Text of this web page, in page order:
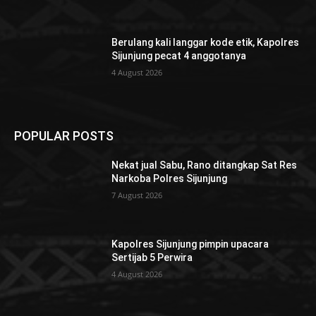
Berulang kali langgar kode etik, Kapolres
Sijunjung pecat 4 anggotanya
4 August 2026
POPULAR POSTS
Nekat jual Sabu, Rano ditangkap Sat Res
Narkoba Polres Sijunjung
7 August 2026
Kapolres Sijunjung pimpin upacara
Sertijab 5 Perwira
4 August 2026